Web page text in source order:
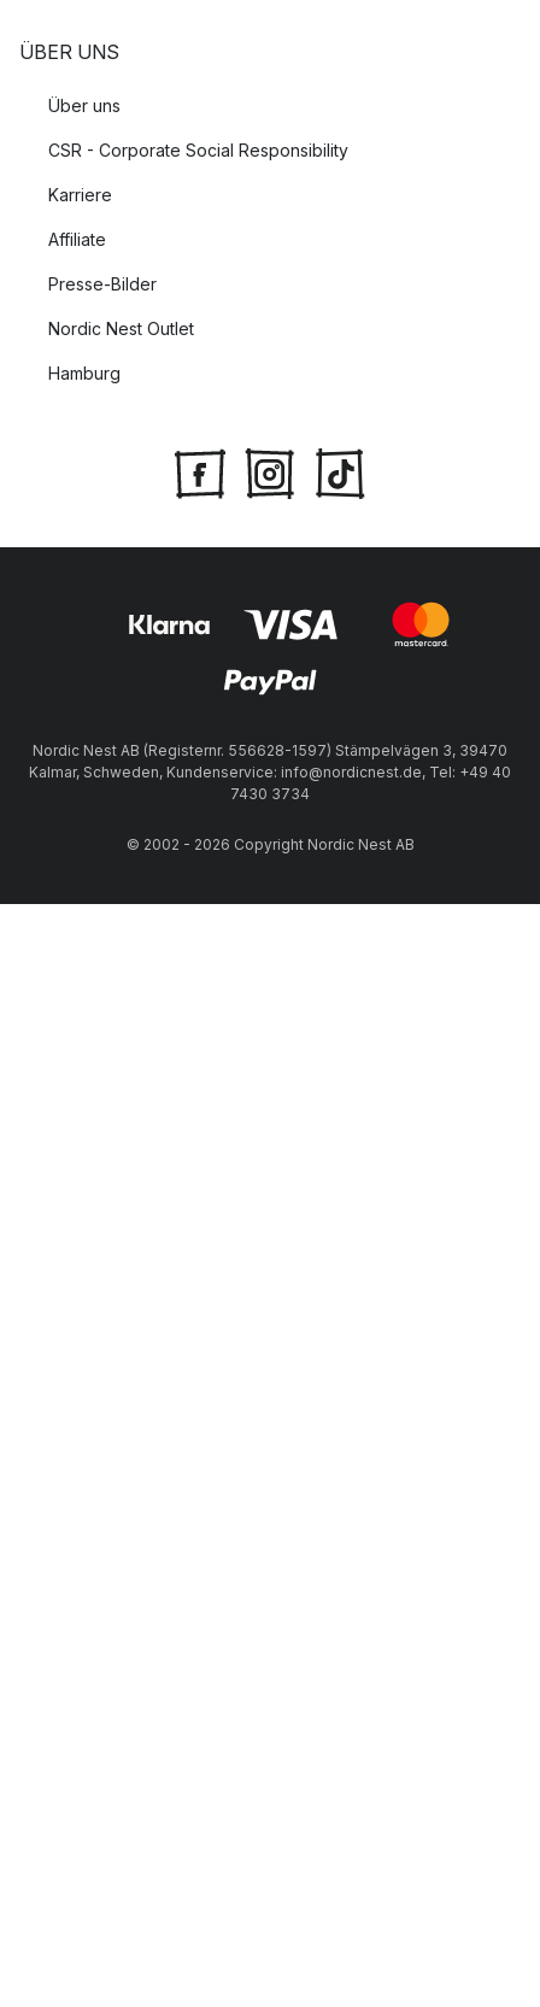
ÜBER UNS
Über uns
CSR - Corporate Social Responsibility
Karriere
Affiliate
Presse-Bilder
Nordic Nest Outlet
Hamburg
Nordic Nest AB (Registernr. 556628-1597) Stämpelvägen 3, 39470
Kalmar, Schweden, Kundenservice: info@nordicnest.de, Tel: +49 40
7430 3734
© 2002 - 2026 Copyright Nordic Nest AB